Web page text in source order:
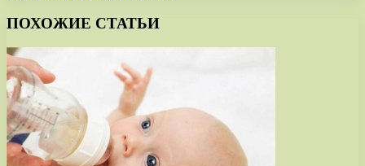
ПОХОЖИЕ СТАТЬИ